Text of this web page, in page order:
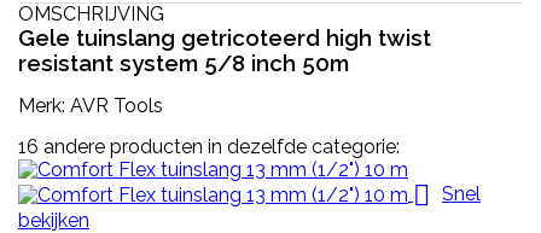
OMSCHRIJVING
Gele tuinslang getricoteerd high twist
resistant system 5/8 inch 50m
Merk: AVR Tools
16 andere producten in dezelfde categorie:
 Snel
bekijken